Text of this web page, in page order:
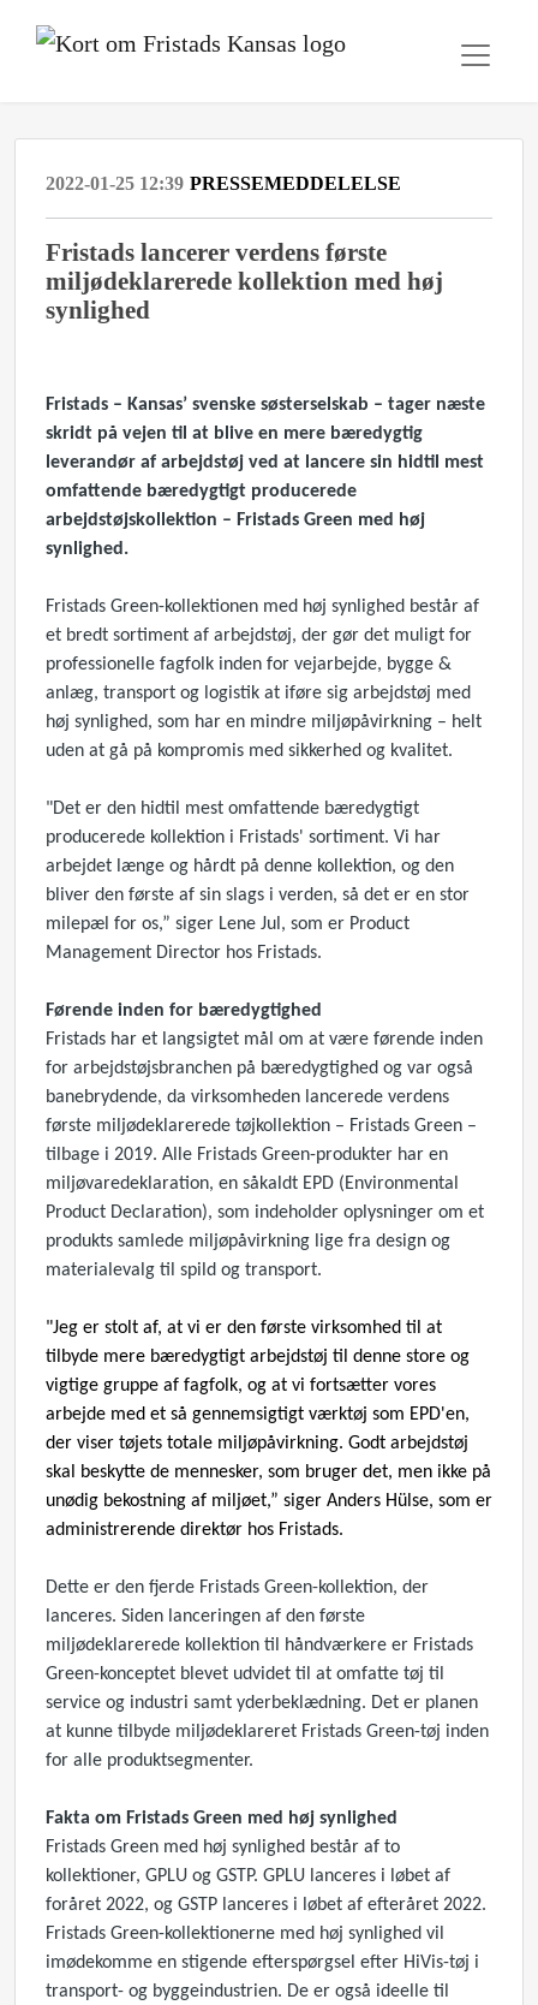
2022-01-25 12:39 PRESSEMEDDELELSE
Fristads lancerer verdens første
miljødeklarerede kollektion med høj
synlighed
Fristads – Kansas’ svenske søsterselskab – tager næste
skridt på vejen til at blive en mere bæredygtig
leverandør af arbejdstøj ved at lancere sin hidtil mest
omfattende bæredygtigt producerede
arbejdstøjskollektion – Fristads Green med høj
synlighed.
Fristads Green-kollektionen med høj synlighed består af
et bredt sortiment af arbejdstøj, der gør det muligt for
professionelle fagfolk inden for vejarbejde, bygge &
anlæg, transport og logistik at iføre sig arbejdstøj med
høj synlighed, som har en mindre miljøpåvirkning – helt
uden at gå på kompromis med sikkerhed og kvalitet.
"Det er den hidtil mest omfattende bæredygtigt
producerede kollektion i Fristads' sortiment. Vi har
arbejdet længe og hårdt på denne kollektion, og den
bliver den første af sin slags i verden, så det er en stor
milepæl for os,” siger Lene Jul, som er Product
Management Director hos Fristads.
Førende inden for bæredygtighed
Fristads har et langsigtet mål om at være førende inden
for arbejdstøjsbranchen på bæredygtighed og var også
banebrydende, da virksomheden lancerede verdens
første miljødeklarerede tøjkollektion – Fristads Green –
tilbage i 2019. Alle Fristads Green-produkter har en
miljøvaredeklaration, en såkaldt EPD (Environmental
Product Declaration), som indeholder oplysninger om et
produkts samlede miljøpåvirkning lige fra design og
materialevalg til spild og transport.
"Jeg er stolt af, at vi er den første virksomhed til at
tilbyde mere bæredygtigt arbejdstøj til denne store og
vigtige gruppe af fagfolk, og at vi fortsætter vores
arbejde med et så gennemsigtigt værktøj som EPD'en,
der viser tøjets totale miljøpåvirkning. Godt arbejdstøj
skal beskytte de mennesker, som bruger det, men ikke på
unødig bekostning af miljøet,” siger Anders Hülse, som er
administrerende direktør hos Fristads.
Dette er den fjerde Fristads Green-kollektion, der
lanceres. Siden lanceringen af ​​den første
miljødeklarerede kollektion til håndværkere er Fristads
Green-konceptet blevet udvidet til at omfatte tøj til
service og industri samt yderbeklædning. Det er planen
at kunne tilbyde miljødeklareret Fristads Green-tøj inden
for alle produktsegmenter.
Fakta om Fristads Green med høj synlighed
Fristads Green med høj synlighed består af to
kollektioner, GPLU og GSTP. GPLU lanceres i løbet af
foråret 2022, og GSTP lanceres i løbet af efteråret 2022.
Fristads Green-kollektionerne med høj synlighed vil
imødekomme en stigende efterspørgsel efter HiVis-tøj i
transport- og byggeindustrien. De er også ideelle til